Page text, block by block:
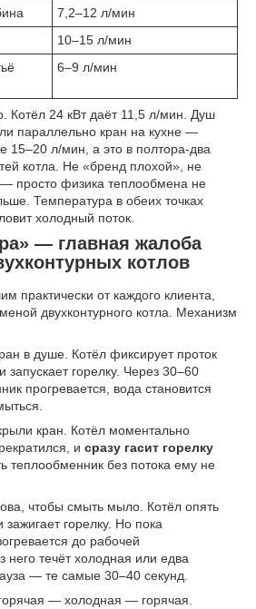
7,2–12 л/мин
10–15 л/мин
6–9 л/мин
Котёл 24 кВт даёт 11,5 л/мин. Душ
параллельно кран на кухне —
15–20 л/мин, а это в полтора-два
котла. Не «бренд плохой», не
просто физика теплообмена не
Температура в обеих точках
холодный поток.
— главная жалоба
котлов
практически от каждого клиента,
двухконтурного котла. Механизм
в душе. Котёл фиксирует проток
запускает горелку. Через 30–60
прогревается, вода становится
кран. Котёл моментально
и сразу гасит горелку
теплообменник без потока ему не
чтобы смыть мыло. Котёл опять
горелку. Но пока
до рабочей
него течёт холодная или едва
— те самые 30–40 секунд.
— холодная — горячая.